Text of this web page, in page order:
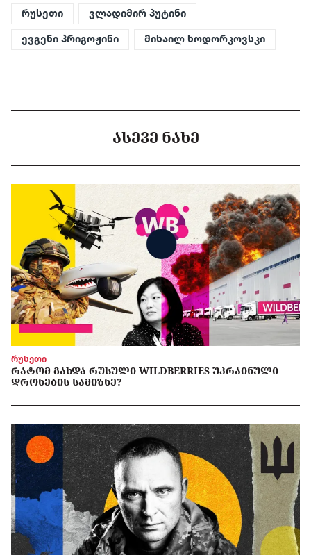
რუსეთი ვლადიმირ პუტინი
ევგენი პრიგოჟინი მიხაილ ხოდორკოვსკი
ᲐᲡᲔᲕᲔ ᲜᲐᲮᲔ
რუსეთი
ᲠᲐᲢᲝᲛ ᲒᲐᲮᲓᲐ ᲠᲣᲡᲣᲚᲘ WILDBERRIES ᲣᲙᲠᲐᲘᲜᲣᲚᲘ
ᲓᲠᲝᲜᲔᲑᲘᲡ ᲡᲐᲛᲘᲖᲜᲔ?